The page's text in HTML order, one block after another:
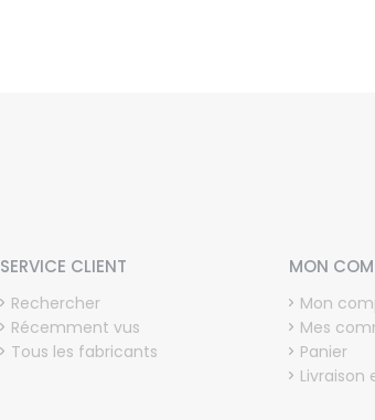
SERVICE CLIENT
Rechercher
Récemment vus
Tous les fabricants
MON
Mon
Mes
Panier
Livraison